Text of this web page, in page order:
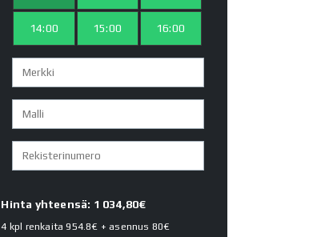
14:00 15:00 16:00
Hinta yhteensä: 1 034,80€
4 kpl renkaita954.8€ + asennus 80€